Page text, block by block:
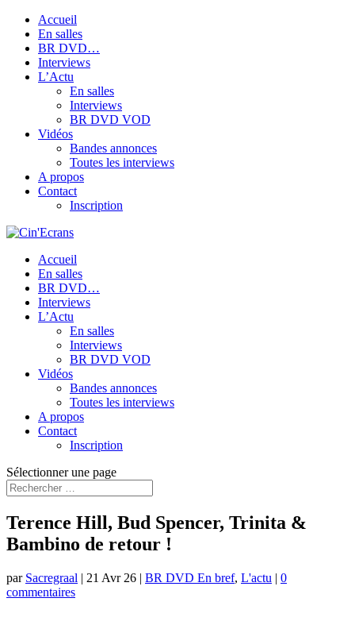
Accueil
En salles
BR DVD…
Interviews
L’Actu
En salles
Interviews
BR DVD VOD
Vidéos
Bandes annonces
Toutes les interviews
A propos
Contact
Inscription
Accueil
En salles
BR DVD…
Interviews
L’Actu
En salles
Interviews
BR DVD VOD
Vidéos
Bandes annonces
Toutes les interviews
A propos
Contact
Inscription
Sélectionner une page
Terence Hill, Bud Spencer, Trinita &
Bambino de retour !
par Sacregraal | 21 Avr 26 | BR DVD En bref, L'actu | 0
commentaires